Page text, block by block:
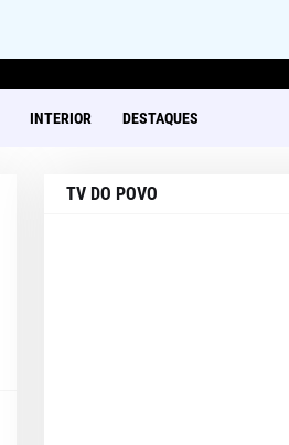
INTERIOR DESTAQUES
TV DO POVO